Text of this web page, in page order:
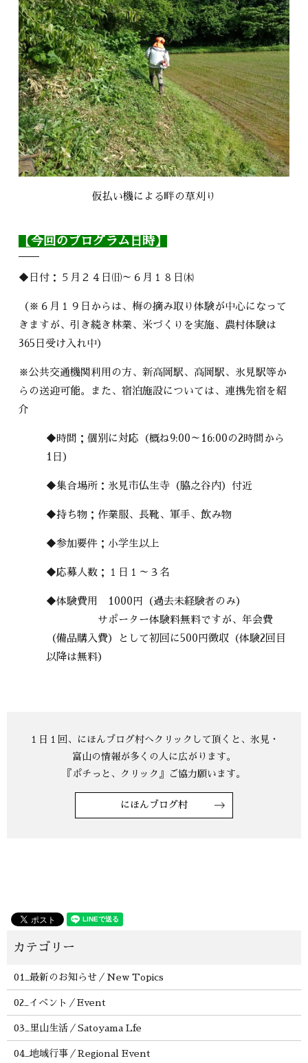
仮払い機による畔の草刈り
【今回のプログラム日時】
◆日付：５月２４日㈰～６月１８日㈭
（※６月１９日からは、梅の摘み取り体験が中心になって
きますが、引き続き林業、米づくりを実施、農村体験は
365日受け入れ中）
※公共交通機関利用の方、新高岡駅、高岡駅、氷見駅等か
らの送迎可能。また、宿泊施設については、連携先宿を紹
介
◆時間；個別に対応（概ね9:00～16:00の2時間から
1日）
◆集合場所：氷見市仏生寺（脇之谷内）付近
◆持ち物；作業服、長靴、軍手、飲み物
◆参加要件；小学生以上
◆応募人数；１日１～３名
◆体験費用 1000円（過去未経験者のみ）
サポーター体験料無料ですが、年会費
（備品購入費）として初回に500円徴収（体験2回目
以降は無料）
にほんブログ村
01_最新のお知らせ／New Topics
02_イベント／Event
03_里山生活／Satoyama Lfe
04_地域行事／Regional Event